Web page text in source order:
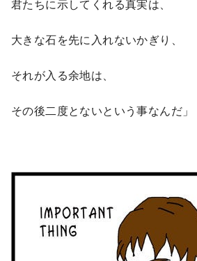
君たちに示してくれる真実は、
大きな石を先に入れないかぎり、
それが入る余地は、
その後二度とないという事なんだ」